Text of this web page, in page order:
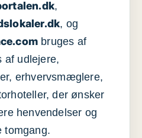
,
, og
bruges af
af udlejere,
erhvervsmæglere,
der ønsker
henvendelser og
tomgang.